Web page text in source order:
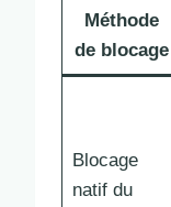
Méthode
de blocage
Blocage
natif du